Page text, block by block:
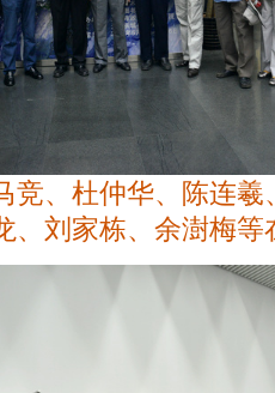
竞、杜仲华、陈连
、刘家栋、余澍梅等